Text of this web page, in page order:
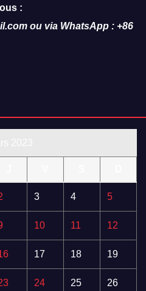
:
ou via WhatsApp : +86
3 4 5
10 11 12
17 18 19
24 25 26